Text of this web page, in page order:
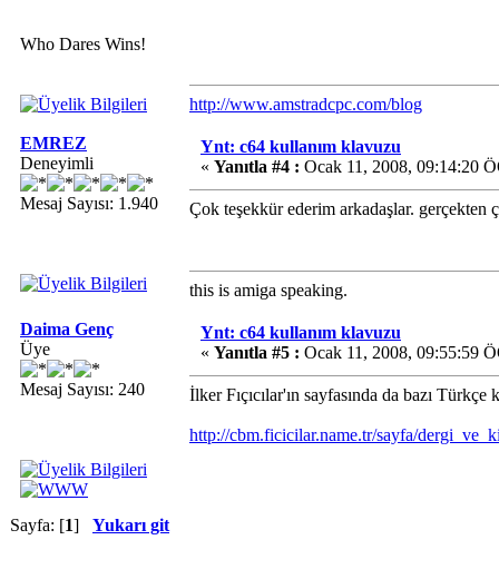
Who Dares Wins!
http://www.amstradcpc.com/blog
EMREZ
Deneyimli
Mesaj Sayısı: 1.940
Ynt: c64 kullanım klavuzu
« Yanıtla #4 : Ocak 11, 2008, 09:14:20
Çok teşekkür ederim arkadaşlar. gerçekten
this is amiga speaking.
Daima Genç
Üye
Mesaj Sayısı: 240
Ynt: c64 kullanım klavuzu
« Yanıtla #5 : Ocak 11, 2008, 09:55:59
İlker Fıçıcılar'ın sayfasında da bazı
http://cbm.ficicilar.name.tr/sayfa/
Sayfa: [1] Yukarı git